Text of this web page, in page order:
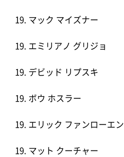
19. マック マイズナー
19. エミリアノ グリジョ
19. デビッド リプスキ
19. ボウ ホスラー
19. エリック ファンローエン
19. マット クーチャー